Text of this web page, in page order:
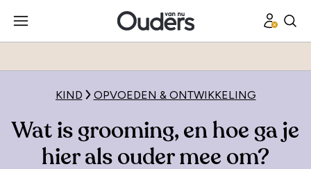
KIND OPVOEDEN & ONTWIKKELING
Wat is grooming, en hoe ga je
hier als ouder mee om?